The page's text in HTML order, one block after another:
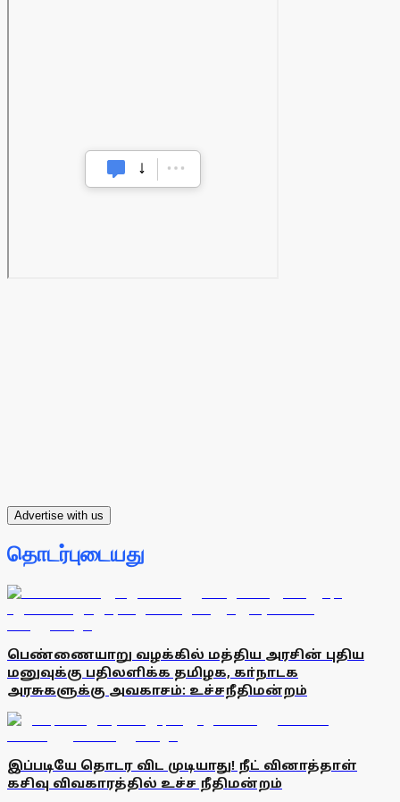
Advertise with us
தொடர்புடையது
பெண்ணையாறு வழக்கில் மத்திய அரசின் புதிய
மனுவுக்கு பதிலளிக்க தமிழக, கா்நாடக
அரசுகளுக்கு அவகாசம்: உச்சநீதிமன்றம்
இப்படியே தொடர விட முடியாது! நீட் வினாத்தாள்
கசிவு விவகாரத்தில் உச்ச நீதிமன்றம்